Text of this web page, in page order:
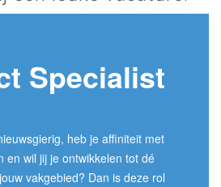
Specialist
heb je affiniteit met
en wil jij je ontwikkelen tot dé
vakgebied? Dan is deze rol